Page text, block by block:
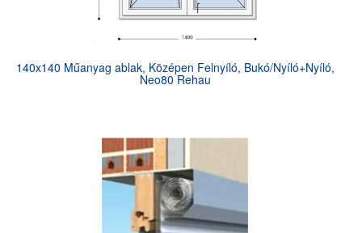
140x140 Műanyag ablak, Középen Felnyíló, Bukó/Nyíló+Nyíló,
Neo80 Rehau